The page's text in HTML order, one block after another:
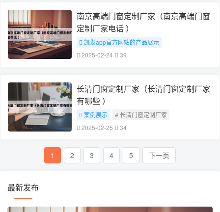
南京高端门窗定制厂家（南京高端门窗
定制厂家电话 ）
凯发app官方网站的产品展示
# 南京高端门窗定制厂家
2025-02-24 39
长清门窗定制厂家（长清门窗定制厂家
有哪些 ）
案例展示
# 长清门窗定制厂家
2025-02-25
34
1 2 3 4 5 下一页
最新发布